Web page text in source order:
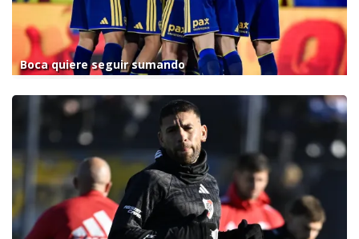
Boca quiere seguir sumando